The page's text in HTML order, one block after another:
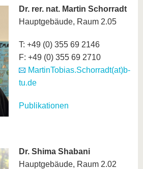
Dr. rer. nat. Martin Schorradt
Hauptgebäude, Raum 2.05
T: +49 (0) 355 69 2146
F: +49 (0) 355 69 2710
MartinTobias.Schorradt(at)b-
tu.de
Publikationen
Dr. Shima Shabani
Hauptgebäude, Raum 2.02